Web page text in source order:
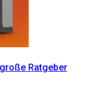
Ratgeber